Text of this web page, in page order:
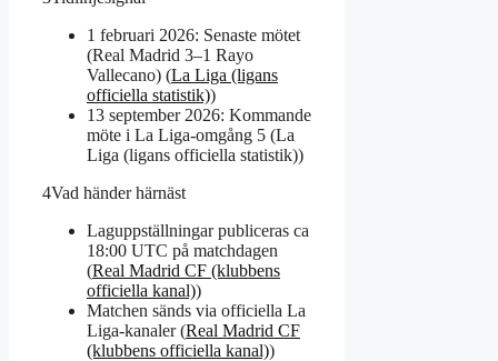
1 februari 2026: Senaste mötet
(Real Madrid 3–1 Rayo
Vallecano) (La Liga (ligans
officiella statistik))
13 september 2026: Kommande
möte i La Liga-omgång 5 (La
Liga (ligans officiella statistik))
4Vad händer härnäst
Laguppställningar publiceras ca
18:00 UTC på matchdagen
(Real Madrid CF (klubbens
officiella kanal))
Matchen sänds via officiella La
Liga-kanaler (Real Madrid CF
(klubbens officiella kanal))